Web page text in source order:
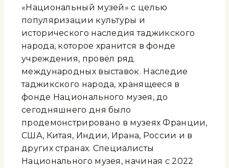
«Национальный музей» с целью
популяризации культуры и
исторического наследия таджикского
народа, которое хранится в фонде
учреждения, провёл ряд
международных выставок. Наследие
таджикского народа, хранящееся в
фонде Национального музея, до
сегодняшнего дня было
продемонстрировано в музеях Франции,
США, Китая, Индии, Ирана, России и в
других странах. Специалисты
Национального музея, начиная с 2022